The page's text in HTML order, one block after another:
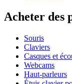
Acheter des
Souris
Claviers
Casques et
Webcams
Haut-parleurs